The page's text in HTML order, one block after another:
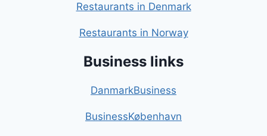
Restaurants in Denmark
Restaurants in Norway
Business links
DanmarkBusiness
BusinessKøbenhavn